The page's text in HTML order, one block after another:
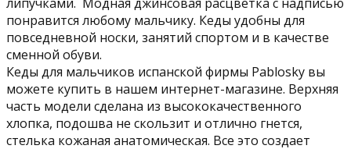
понравится любому мальчику. Кеды удобны для
повседневной носки, занятий спортом и в качестве
сменной обуви.
Кеды для мальчиков испанской фирмы Pablosky вы
можете купить в нашем интернет-магазине. Верхняя
часть модели сделана из высококачественного
хлопка, подошва не скользит и отлично гнется,
стелька кожаная анатомическая. Все это создает